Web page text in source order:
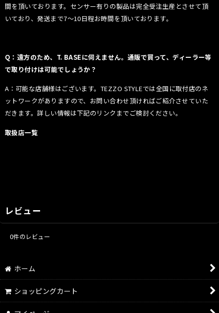
間を頂いております。センサー有りの製品は完全受注生産とさせて頂
いており、発送まで7〜10日程お時間を頂いております。
Q：遠方のため、T. BASEに伺えません。通販で買って、ディーラー等
で取り付けは可能でしょうか？
A：可能な店舗様はございます。TEZZO STYLEでは全国に取付店のネ
ットワークがありますので、お問い合わせ頂ければご紹介させていた
だきます。詳しい情報は下記のリンクまでご検討ください。
取扱店一覧
レビュー
0件のレビュー
ホーム
ショッピングカート